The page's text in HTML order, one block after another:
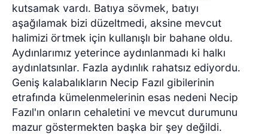
kutsamak vardı. Batıya sövmek, batıyı
aşağılamak bizi düzeltmedi, aksine mevcut
halimizi örtmek için kullanışlı bir bahane oldu.
Aydınlarımız yeterince aydınlanmadı ki halkı
aydınlatsınlar. Fazla aydınlık rahatsız ediyordu.
Geniş kalabalıkların Necip Fazıl gibilerinin
etrafında kümelenmelerinin esas nedeni Necip
Fazıl'ın onların cehaletini ve mevcut durumunu
mazur göstermekten başka bir şey değildi.